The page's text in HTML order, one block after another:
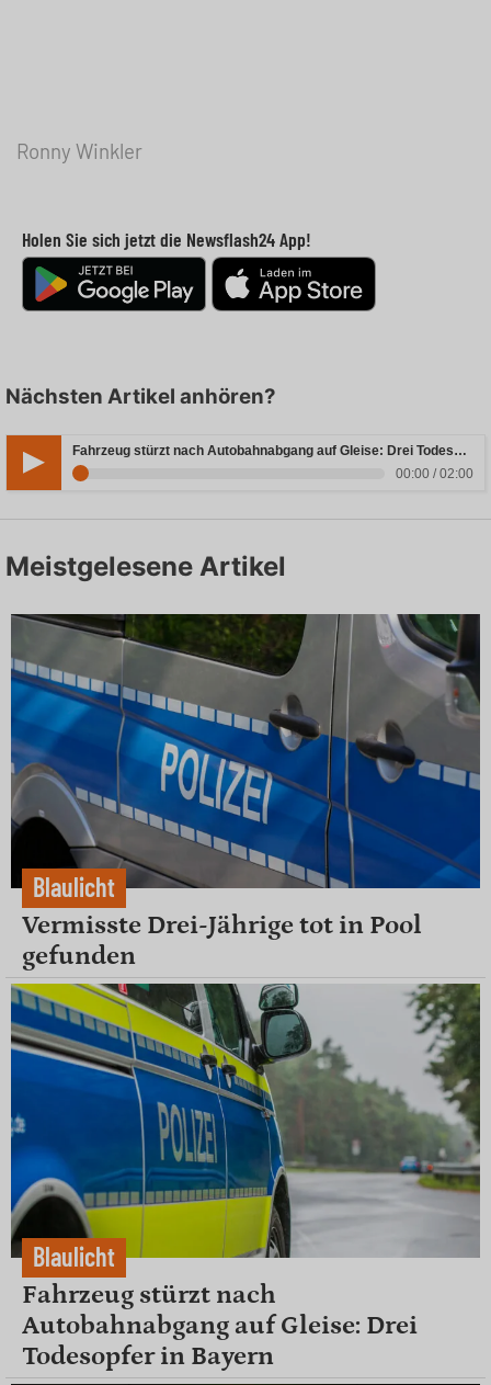
Ronny Winkler
Holen Sie sich jetzt die Newsflash24 App!
Nächsten Artikel anhören?
Fahrzeug stürzt nach Autobahnabgang auf Gleise: Drei Todesopfer in Bayern
00:00 / 02:00
Meistgelesene Artikel
Blaulicht
Vermisste Drei-Jährige tot in Pool
gefunden
Blaulicht
Fahrzeug stürzt nach
Autobahnabgang auf Gleise: Drei
Todesopfer in Bayern